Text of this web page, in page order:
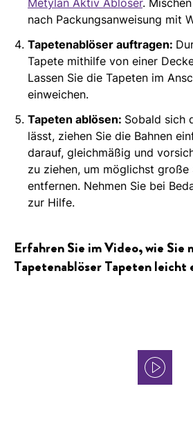
nach Packungsanweisung mit
Tapetenablöser auftragen:
Tapete mithilfe von einer
Lassen Sie die Tapeten im
einweichen.
Tapeten ablösen: Sobald sich
lässt, ziehen Sie die Bahnen
darauf, gleichmäßig und
zu ziehen, um möglichst große
entfernen. Nehmen Sie bei
zur Hilfe.
Erfahren Sie im Video, wie
Tapetenablöser Tapeten